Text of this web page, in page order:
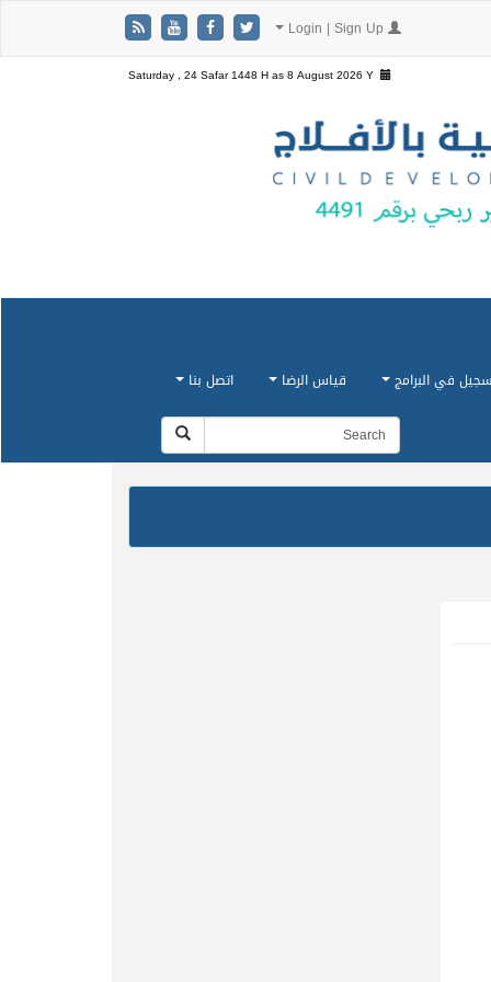
Saturday , 24 Safar 1448 H as8 August 2026 Y
في البرامج قياس الرضا اتصل بنا